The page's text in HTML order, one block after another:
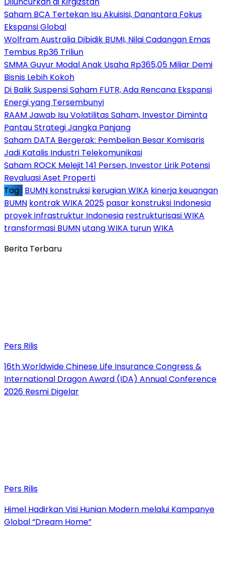
Saham BCA Tertekan Isu Akuisisi, Danantara Fokus
Ekspansi Global
Wolfram Australia Dibidik BUMI, Nilai Cadangan Emas
Tembus Rp36 Triliun
SMMA Guyur Modal Anak Usaha Rp365,05 Miliar Demi
Bisnis Lebih Kokoh
Di Balik Suspensi Saham FUTR, Ada Rencana Ekspansi
Energi yang Tersembunyi
RAAM Jawab Isu Volatilitas Saham, Investor Diminta
Pantau Strategi Jangka Panjang
Saham DATA Bergerak: Pembelian Besar Komisaris
Jadi Katalis Industri Telekomunikasi
Saham ROCK Melejit 141 Persen, Investor Lirik Potensi
Revaluasi Aset Properti
Tag : BUMN konstruksi kerugian WIKA kinerja keuangan
BUMN kontrak WIKA 2025 pasar konstruksi Indonesia
proyek infrastruktur Indonesia restrukturisasi WIKA
transformasi BUMNutang WIKA turunWIKA
Berita Terbaru
Pers Rilis
16th Worldwide Chinese Life Insurance Congress &
International Dragon Award (IDA) Annual Conference
2026 Resmi Digelar
Pers Rilis
Himel Hadirkan Visi Hunian Modern melalui Kampanye
Global “Dream Home”